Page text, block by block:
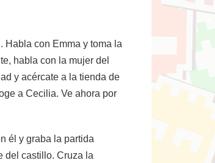
Habla con Emma y toma la
habla con la mujer del
y acércate a la tienda de
a Cecilia. Ve ahora por
él y graba la partida
del castillo. Cruza la